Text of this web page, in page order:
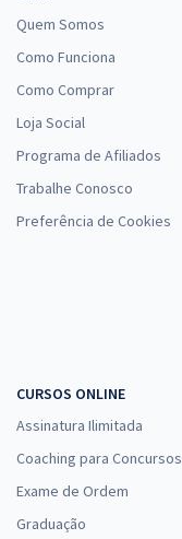
Quem Somos
Como Funciona
Como Comprar
Loja Social
Programa de Afiliados
Trabalhe Conosco
Preferência de Cookies
CURSOS ONLINE
Assinatura Ilimitada
Coaching para Concursos
Exame de Ordem
Graduação